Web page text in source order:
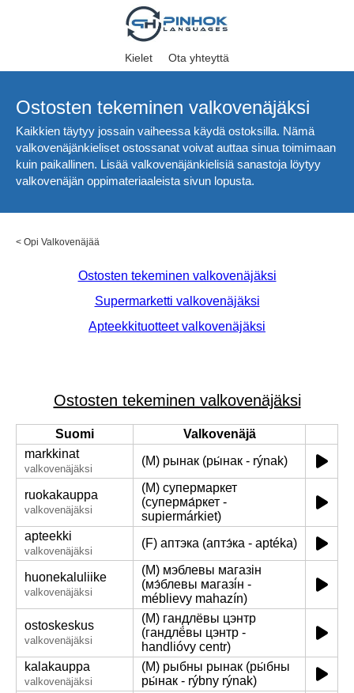
Kielet Ota yhteyttä
Ostosten tekeminen valkovenäjäksi
Kaikkien täytyy jossain vaiheessa käydä ostoksilla. Nämä
valkovenäjänkieliset ostossanat voivat auttaa sinua toimimaan
kuin paikallinen. Lisää valkovenäjänkielisiä sanastoja löytyy
valkovenäjän oppimateriaaleista sivun lopusta.
< Opi Valkovenäjää
Ostosten tekeminen valkovenäjäksi
Supermarketti valkovenäjäksi
Apteekkituotteet valkovenäjäksi
Ostosten tekeminen valkovenäjäksi
Suomi
Valkovenäjä
markkinat
valkovenäjäksi
(M) рынак (ры́нак - rýnak)
ruokakauppa
valkovenäjäksi
(M) супермаркет
(суперма́ркет -
supiermárkiet)
apteekki
valkovenäjäksi
(F) аптэка (аптэ́ка - aptéka)
huonekaluliike
valkovenäjäksi
(M) мэблевы магазін
(мэ́блевы магазі́н -
méblievy mahazín)
ostoskeskus
valkovenäjäksi
(M) гандлёвы цэнтр
(гандлё́вы цэнтр -
handlióvy centr)
kalakauppa
valkovenäjäksi
(M) рыбны рынак (ры́бны
ры́нак - rýbny rýnak)